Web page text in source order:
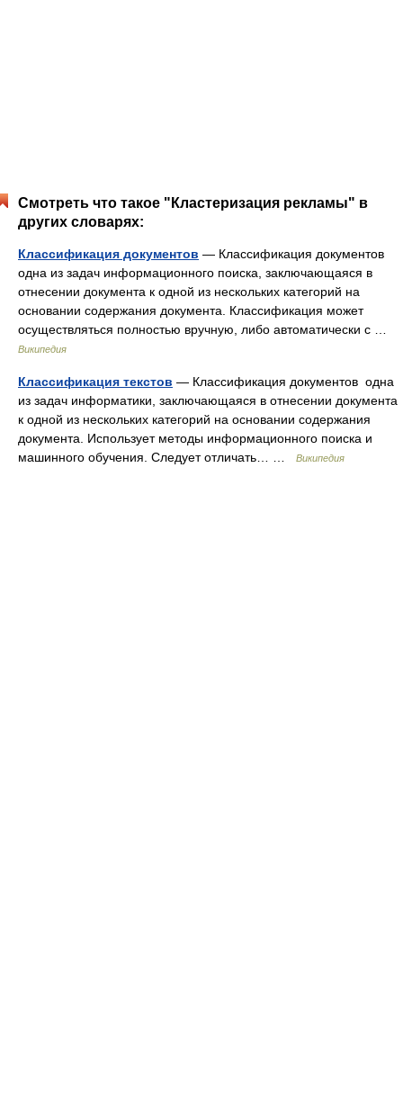
Смотреть что такое "Кластеризация рекламы" в
других словарях:
Классификация документов — Классификация документов
одна из задач информационного поиска, заключающаяся в
отнесении документа к одной из нескольких категорий на
основании содержания документа. Классификация может
осуществляться полностью вручную, либо автоматически с …
Википедия
Классификация текстов — Классификация документов одна
из задач информатики, заключающаяся в отнесении документа
к одной из нескольких категорий на основании содержания
документа. Использует методы информационного поиска и
машинного обучения. Следует отличать… …
Википедия